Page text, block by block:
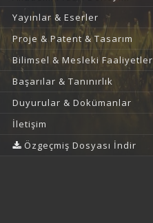
Yayınlar & Eserler
Proje & Patent & Tasarım
Bilimsel & Mesleki Faaliyetler
Başarılar & Tanınırlık
Duyurular & Dokümanlar
İletişim
Özgeçmiş Dosyası İndir